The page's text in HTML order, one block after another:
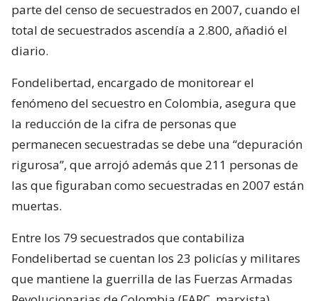
parte del censo de secuestrados en 2007, cuando el
total de secuestrados ascendía a 2.800, añadió el
diario.
Fondelibertad, encargado de monitorear el
fenómeno del secuestro en Colombia, asegura que
la reducción de la cifra de personas que
permanecen secuestradas se debe una “depuración
rigurosa”, que arrojó además que 211 personas de
las que figuraban como secuestradas en 2007 están
muertas.
Entre los 79 secuestrados que contabiliza
Fondelibertad se cuentan los 23 policías y militares
que mantiene la guerrilla de las Fuerzas Armadas